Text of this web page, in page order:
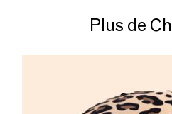
Plus de